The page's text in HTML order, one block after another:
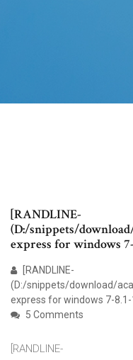
[RANDLINE-
(D:/snippets/
express for windows
[RANDLINE-
(D:/snippets/download/
express for windows 7-
5 Comments
[RANDLINE-